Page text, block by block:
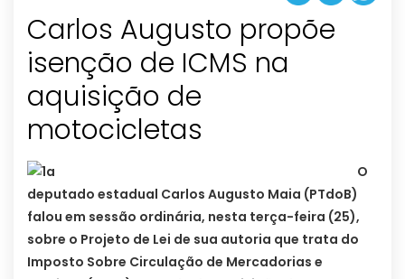
Carlos Augusto propõe
isenção de ICMS na
aquisição de
motocicletas
O
deputado estadual Carlos Augusto Maia (PTdoB)
falou em sessão ordinária, nesta terça-feira (25),
sobre o Projeto de Lei de sua autoria que trata do
Imposto Sobre Circulação de Mercadorias e